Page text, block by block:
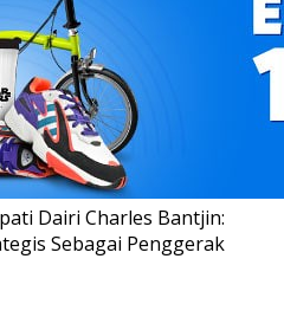
Dairi Charles Bantjin:
Sebagai Penggerak